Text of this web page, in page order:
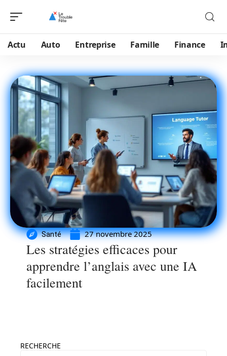
Actu Auto Entreprise Famille Finance
Santé 27 novembre 2025
Les stratégies efficaces pour
apprendre l’anglais avec une IA
facilement
RECHERCHE